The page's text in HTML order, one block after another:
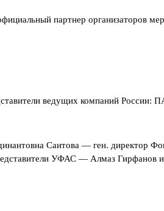
партнер организаторов
ведущих компаний
Саитова — ген. директор
УФАС — Алмаз Гирфанов